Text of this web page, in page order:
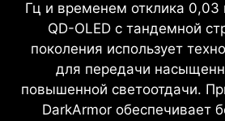
Гц и временем отклика 0,03
QD-OLED с тандемной
поколения использует
для передачи
повышенной светоотдачи.
DarkArmor обеспечивает